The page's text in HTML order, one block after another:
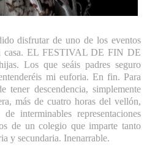
disfrutar de uno de los eventos
casa. EL FESTIVAL DE FIN DE
Los que seáis padres seguro
mi euforia. En fin. Para
tener descendencia, simplemente
más de cuatro horas del vellón,
interminables representaciones
de un colegio que imparte tanto
y secundaria. Inenarrable.